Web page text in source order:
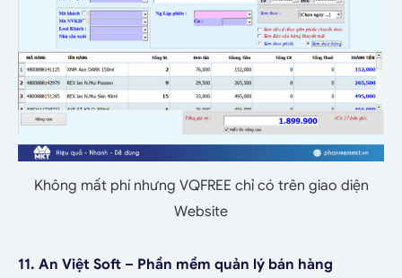
Không mất phí nhưng VQFREE chỉ có trên giao diện
Website
11. An Việt Soft – Phần mềm quản lý bán hàng